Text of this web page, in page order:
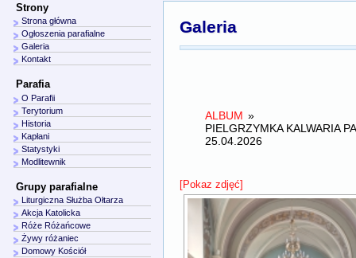
Galeria
ALBUM »
PIELGRZYMKA KALWARIA
25.04.2026
[Pokaz zdjęć]
Strony
Strona główna
Ogłoszenia parafialne
Galeria
Kontakt
Parafia
O Parafii
Terytorium
Historia
Kapłani
Statystyki
Modlitewnik
Grupy parafialne
Liturgiczna Służba Ołtarza
Akcja Katolicka
Róże Różańcowe
Żywy różaniec
Domowy Kościół